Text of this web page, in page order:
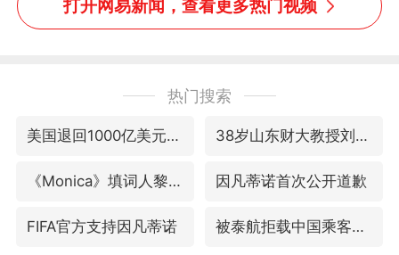
打开网易新闻，查看更多热门视频
热门搜索
美国退回1000亿美元关税 38岁山东财大教授刘海明逝世
《Monica》填词人黎彼得去世 因凡蒂诺首次公开道歉
FIFA官方支持因凡蒂诺 被泰航拒载中国乘客：免费改签没兑现